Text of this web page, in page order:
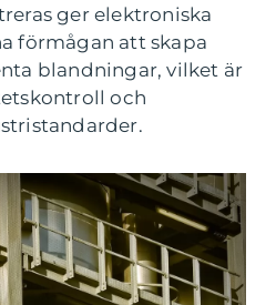
ger elektroniska
förmågan att skapa
blandningar, vilket är
och